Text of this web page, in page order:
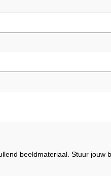
beeldmateriaal. Stuur jouw